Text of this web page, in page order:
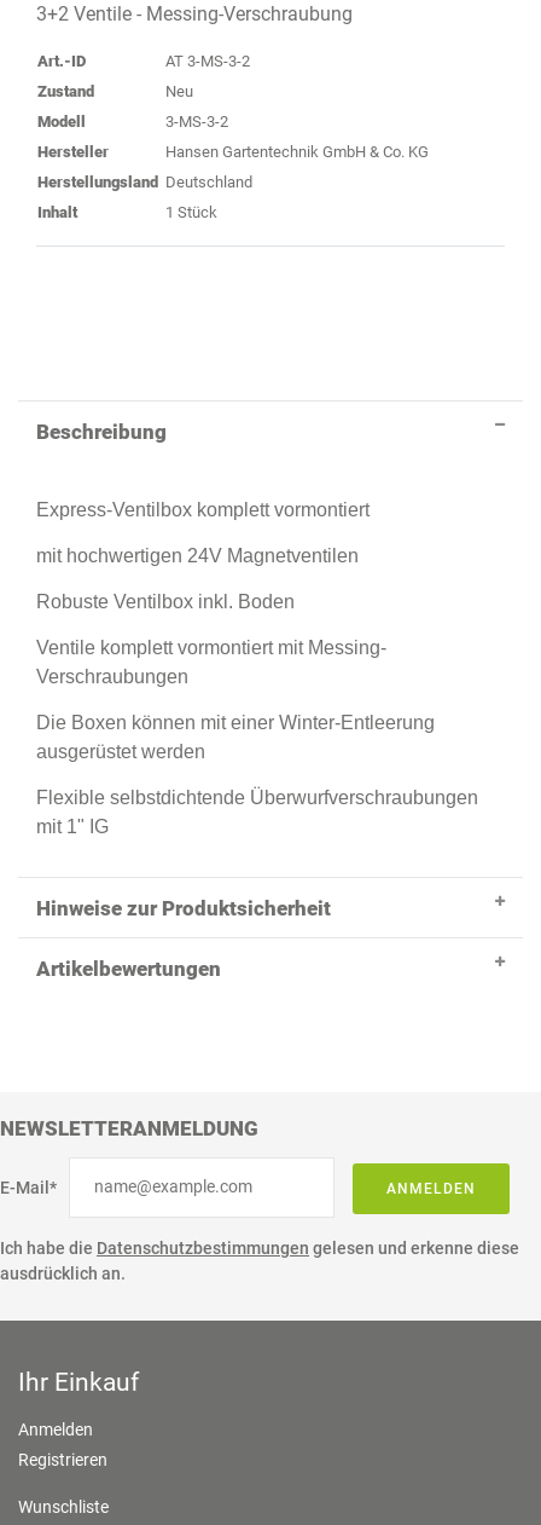
3+2 Ventile - Messing-Verschraubung
Art.-ID
AT 3-MS-3-2
Zustand
Neu
Modell
3-MS-3-2
Hersteller
Hansen Gartentechnik GmbH & Co. KG
Herstellungsland Deutschland
Inhalt
1 Stück
Beschreibung
Express-Ventilbox komplett vormontiert
mit hochwertigen 24V Magnetventilen
Robuste Ventilbox inkl. Boden
Ventile komplett vormontiert mit Messing-
Verschraubungen
Die Boxen können mit einer Winter-Entleerung
ausgerüstet werden
Flexible selbstdichtende Überwurfverschraubungen
mit 1" IG
Hinweise zur Produktsicherheit
Artikelbewertungen
NEWSLETTERANMELDUNG
E-Mail* ANMELDEN
Ich habe die Datenschutzbestimmungen gelesen und erkenne diese
ausdrücklich an.
Ihr Einkauf
Anmelden
Registrieren
Wunschliste